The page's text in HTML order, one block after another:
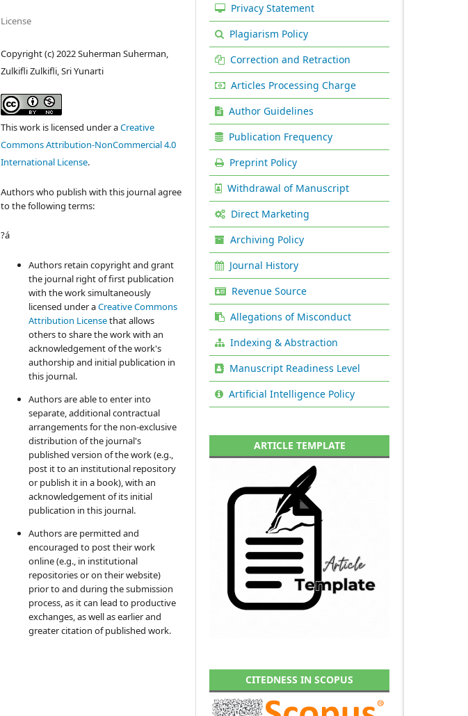
License
Copyright (c) 2022 Suherman Suherman,
Zulkifli Zulkifli, Sri Yunarti
This work is licensed under aCreative
Commons Attribution-NonCommercial 4.0
International License.
Authors who publish with this journal agree
to the following terms:
?á
Authors retain copyright and grant
the journal right of first publication
with the work simultaneously
licensed under aCreative Commons
Attribution Licensethat allows
others to share the work with an
acknowledgement of the work's
authorship and initial publication in
this journal.
Authors are able to enter into
separate, additional contractual
arrangements for the non-exclusive
distribution of the journal's
published version of the work (e.g.,
post it to an institutional repository
or publish it in a book), with an
acknowledgement of its initial
publication in this journal.
Authors are permitted and
encouraged to post their work
online (e.g., in institutional
repositories or on their website)
prior to and during the submission
process, as it can lead to productive
exchanges, as well as earlier and
greater citation of published work.
Privacy Statement
Plagiarism Policy
Correction and Retraction
Articles Processing Charge
Author Guidelines
Publication Frequency
Preprint Policy
Withdrawal of Manuscript
Direct Marketing
Archiving Policy
Journal History
Revenue Source
Allegations of Misconduct
Indexing & Abstraction
Manuscript Readiness Level
Artificial Intelligence Policy
ARTICLE TEMPLATE
CITEDNESS IN SCOPUS